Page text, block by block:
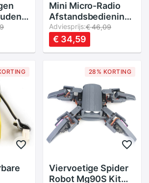
Mini Micro-Radio
Afstandsbediening
Rc Submarine Boot
Met Led Licht
Speelgoed
Adviesprijs:€ 46,09
€ 34,59
28% KORTING
Viervoetige Spider
Robot Mg90S Kit